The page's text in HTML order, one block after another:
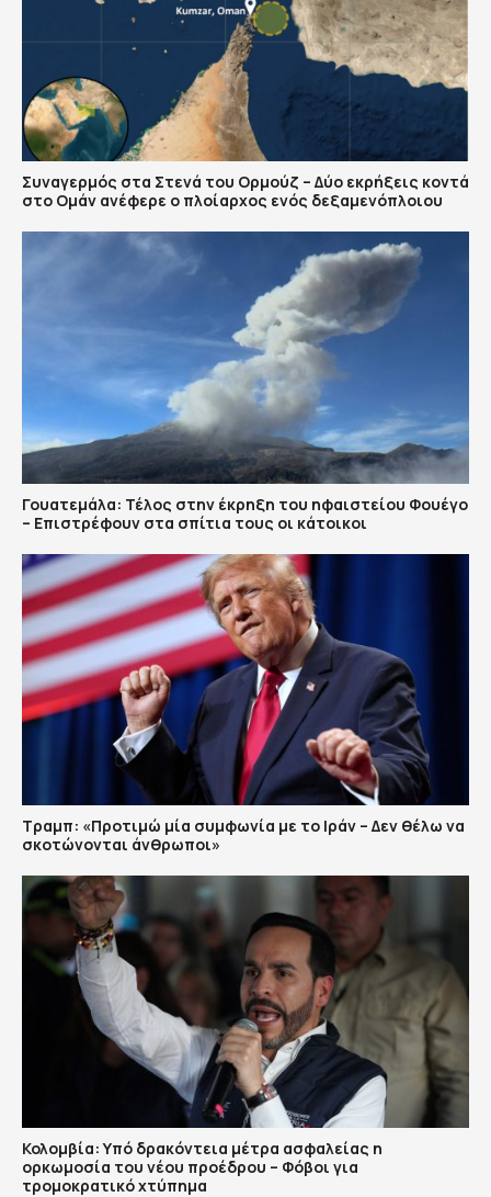
Συναγερμός στα Στενά του Ορμούζ – Δύο εκρήξεις κοντά
στο Ομάν ανέφερε ο πλοίαρχος ενός δεξαμενόπλοιου
Γουατεμάλα: Τέλος στην έκρηξη του ηφαιστείου Φουέγο
– Επιστρέφουν στα σπίτια τους οι κάτοικοι
Τραμπ: «Προτιμώ μία συμφωνία με το Ιράν – Δεν θέλω να
σκοτώνονται άνθρωποι»
Κολομβία: Υπό δρακόντεια μέτρα ασφαλείας η
ορκωμοσία του νέου προέδρου – Φόβοι για
τρομοκρατικό χτύπημα